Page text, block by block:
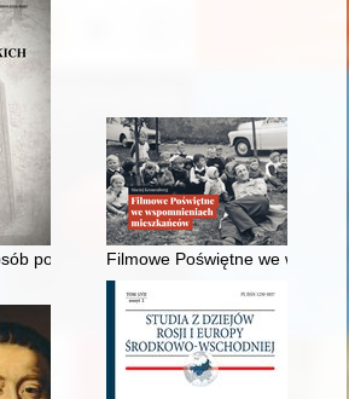
pochodzenia kaukaskiego służących w
Filmowe Poświętne we